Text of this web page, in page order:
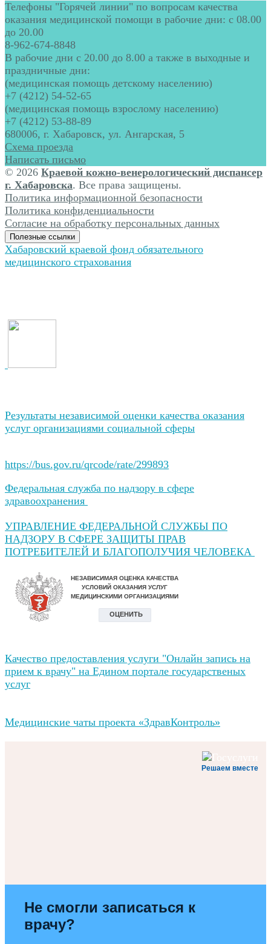
Телефоны "Горячей линии" по вопросам качества
оказания медицинской помощи в рабочие дни: с 08.00
до 20.00
8-962-674-8848
В рабочие дни с 20.00 до 8.00 а также в выходные и
праздничные дни:
(медицинская помощь детскому населению)
+7 (4212) 54-52-65
(медицинская помощь взрослому населению)
+7 (4212) 53-88-89
680006, г. Хабаровск, ул. Ангарская, 5
Схема проезда
Написать письмо
© 2026 Краевой кожно-венерологический диспансер
г. Хабаровска. Все права защищены.
Политика информационной безопасности
Политика конфиденциальности
Согласие на обработку персональных данных
Полезные ссылки
Хабаровский краевой фонд обязательного
медицинского страхования
Результаты независимой оценки качества оказания
услуг организациями социальной сферы
https://bus.gov.ru/qrcode/rate/299893
Федеральная служба по надзору в сфере
здравоохранения
УПРАВЛЕНИЕ ФЕДЕРАЛЬНОЙ СЛУЖБЫ ПО
НАДЗОРУ В СФЕРЕ ЗАЩИТЫ ПРАВ
ПОТРЕБИТЕЛЕЙ И БЛАГОПОЛУЧИЯ ЧЕЛОВЕКА
Качество предоставления услуги "Онлайн запись на
прием к врачу" на Едином портале государственых
услуг
Медицинские чаты проекта «ЗдравКонтроль»
Решаем вместе
Не смогли записаться к
врачу?